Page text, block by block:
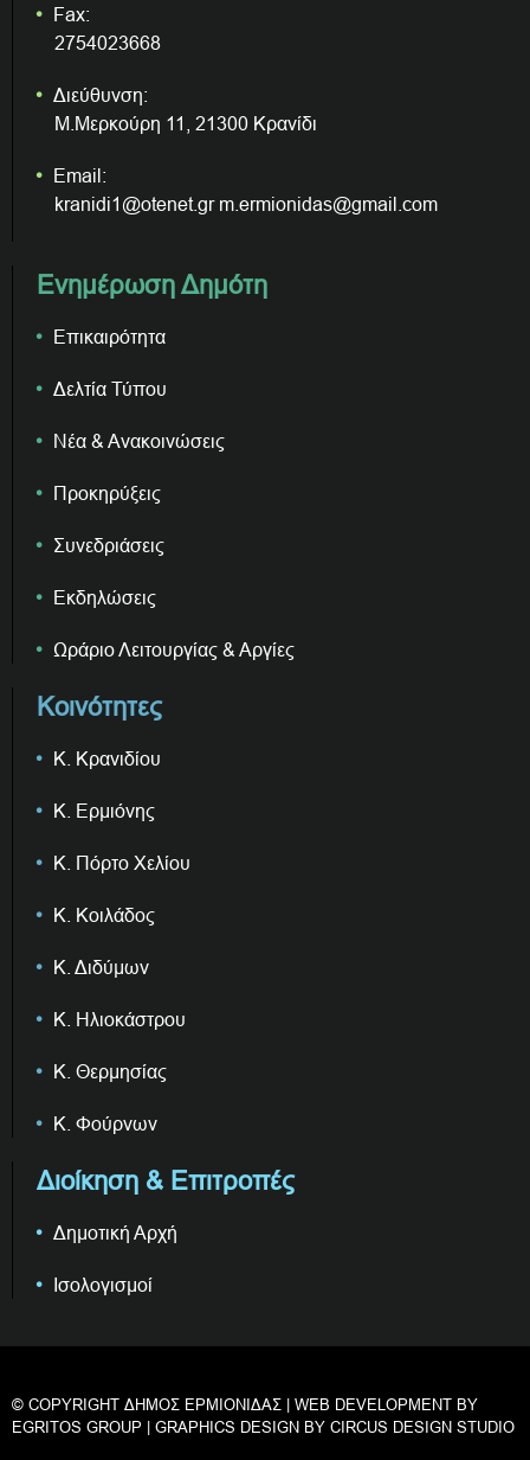
Fax:
2754023668
Διεύθυνση:
Μ.Μερκούρη 11, 21300 Κρανίδι
Email:
kranidi1@otenet.gr m.ermionidas@gmail.com
Ενημέρωση Δημότη
Επικαιρότητα
Δελτία Τύπου
Νέα & Ανακοινώσεις
Προκηρύξεις
Συνεδριάσεις
Εκδηλώσεις
Ωράριο Λειτουργίας & Αργίες
Κοινότητες
Κ. Κρανιδίου
Κ. Ερμιόνης
Κ. Πόρτο Χελίου
Κ. Κοιλάδος
Κ. Διδύμων
Κ. Ηλιοκάστρου
Κ. Θερμησίας
Κ. Φούρνων
Διοίκηση & Επιτροπές
Δημοτική Αρχή
Ισολογισμοί
© COPYRIGHT ΔΗΜΟΣ ΕΡΜΙΟΝΙΔΑΣ | WEB DEVELOPMENT BY
EGRITOS GROUP | GRAPHICS DESIGN BY CIRCUS DESIGN STUDIO